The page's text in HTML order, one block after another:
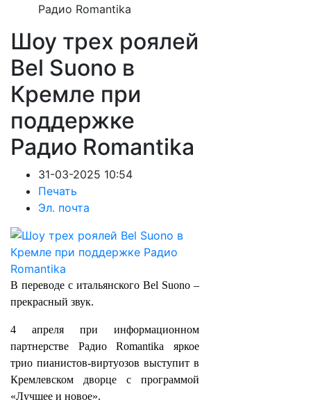
Радио Romantika
Шоу трех роялей
Bel Suono в
Кремле при
поддержке
Радио Romantika
31-03-2025 10:54
Печать
Эл. почта
В переводе с итальянского Bel Suono –
прекрасный звук.
4 апреля при информационном
партнерстве Радио Romantika яркое
трио пианистов-виртуозов выступит в
Кремлевском дворце с программой
«Лучшее и новое».